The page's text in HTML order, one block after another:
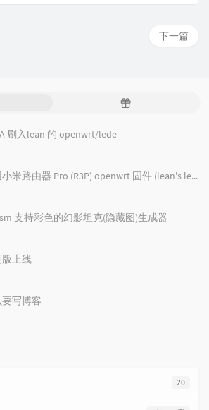
下一篇
随
刷入lean 的 openwrt/lede
分享一波自用小米路由器 Pro (R3P) openwrt 固件 (lean's lede)
支持彩色的幻影坦克(隐藏图)生成器
上线
写博客
20